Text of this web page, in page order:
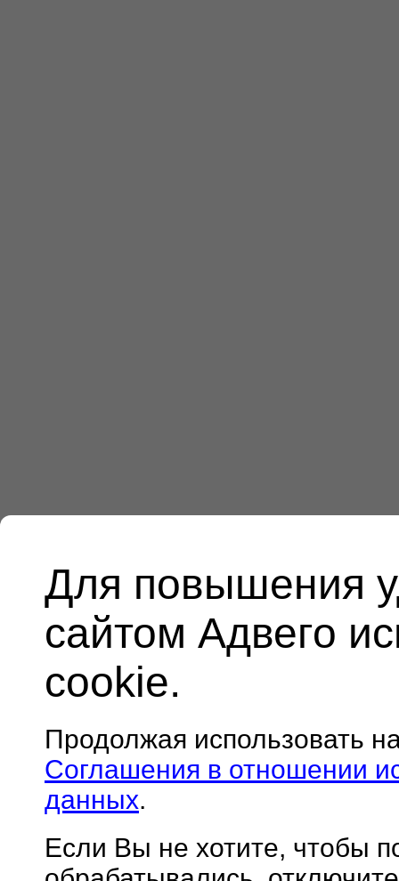
Для повышения
сайтом Адвего
cookie.
Продолжая использовать
Соглашения в отношении
данных.
Если Вы не хотите, чтобы